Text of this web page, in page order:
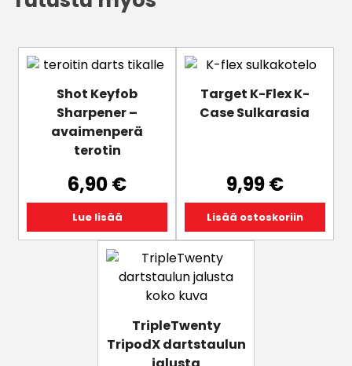
Shot Keyfob
Sharpener –
avaimenperä
terotin
6,90€
Lue lisää
Target K-Flex K-
Case Sulkarasia
9,99€
Lisää ostoskoriin
TripleTwenty
TripodX dartstaulun